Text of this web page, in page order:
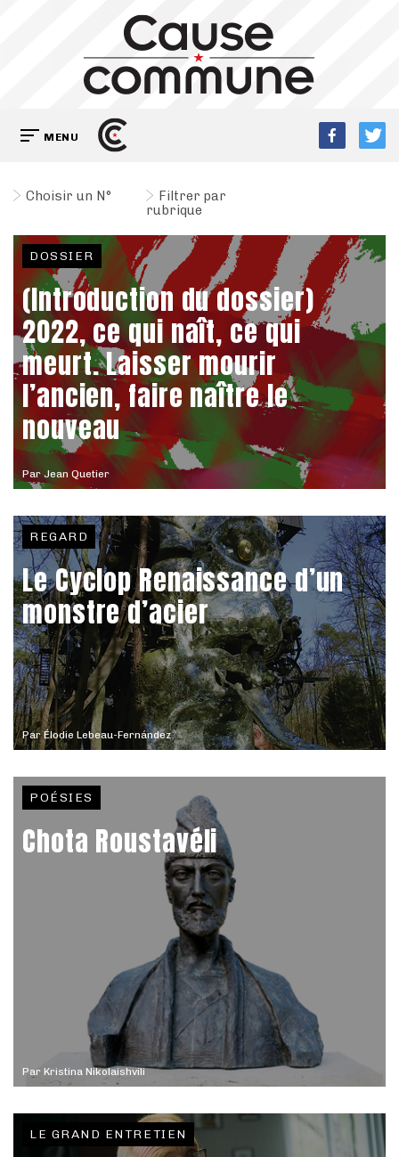
MENU
Choisir un N°
Filtrer par
rubrique
ParJean Quetier
DOSSIER
(Introduction du dossier)
2022, ce qui naît, ce qui
meurt. Laisser mourir
l’ancien, faire naître le
nouveau
ParÉlodie Lebeau-Fernández
REGARD
Le Cyclop Renaissance d’un
monstre d’acier
Par Kristina Nikolaishvili
POÉSIES
Chota Roustavéli
LE GRAND ENTRETIEN